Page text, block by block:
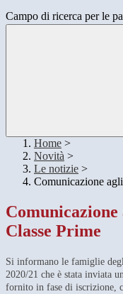
Campo di ricerca per le
Home >
Novità >
Le notizie >
Comunicazione
Classe Prime
Si informano le famiglie
2020/21 che è stata inviata
fornito in fase di iscrizione,